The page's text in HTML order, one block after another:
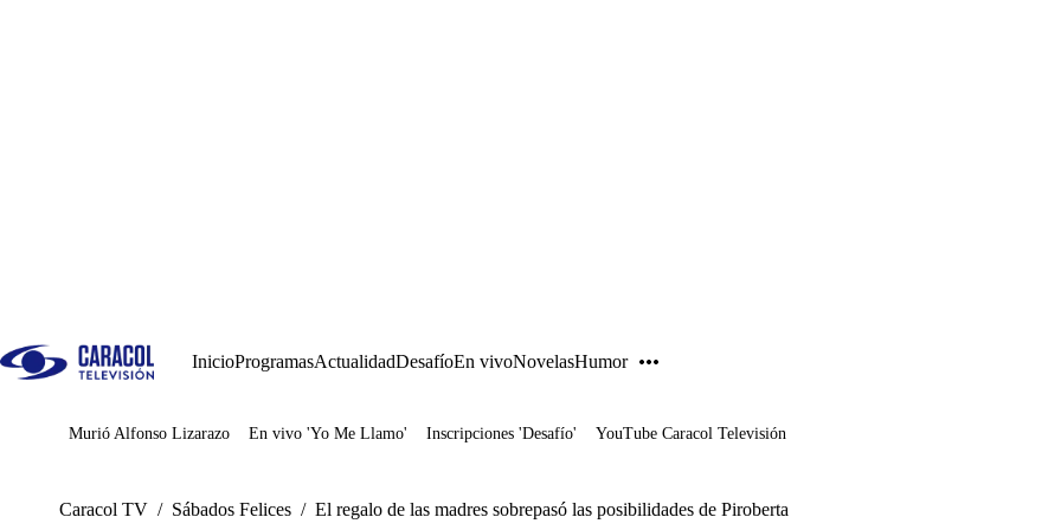
InicioProgramasActualidadDesafíoEn vivoNovelasHumor
Juegos
Murió Alfonso Lizarazo En vivo 'Yo Me Llamo' Inscripciones 'Desafío' YouTube Caracol Televisión
Caracol TV / Sábados Felices / El regalo de las madres sobrepasó las posibilidades de Piroberta